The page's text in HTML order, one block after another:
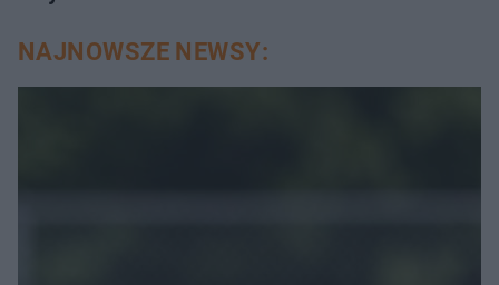
NAJNOWSZE NEWSY: